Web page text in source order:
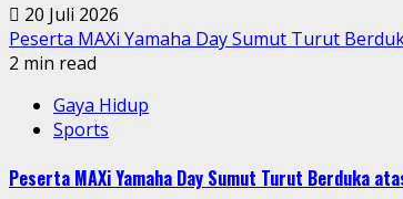
20 Juli 2026
Peserta MAXi Yamaha Day Sumut Turut
2 min read
Gaya Hidup
Sports
Peserta MAXi Yamaha Day Sumut Turut Berduka